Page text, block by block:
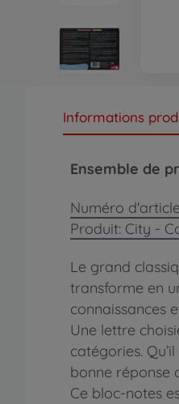
Informations
Ensemble de
Numéro
Produit: City -
Le grand
transforme en
connaissances
Une lettre
catégories.
bonne réponse
Ce bloc-notes